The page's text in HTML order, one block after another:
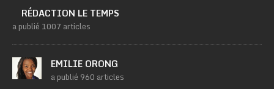
RÉDACTION LE TEMPS
a publié 1007 articles
EMILIE ORONG
a publié 960 articles